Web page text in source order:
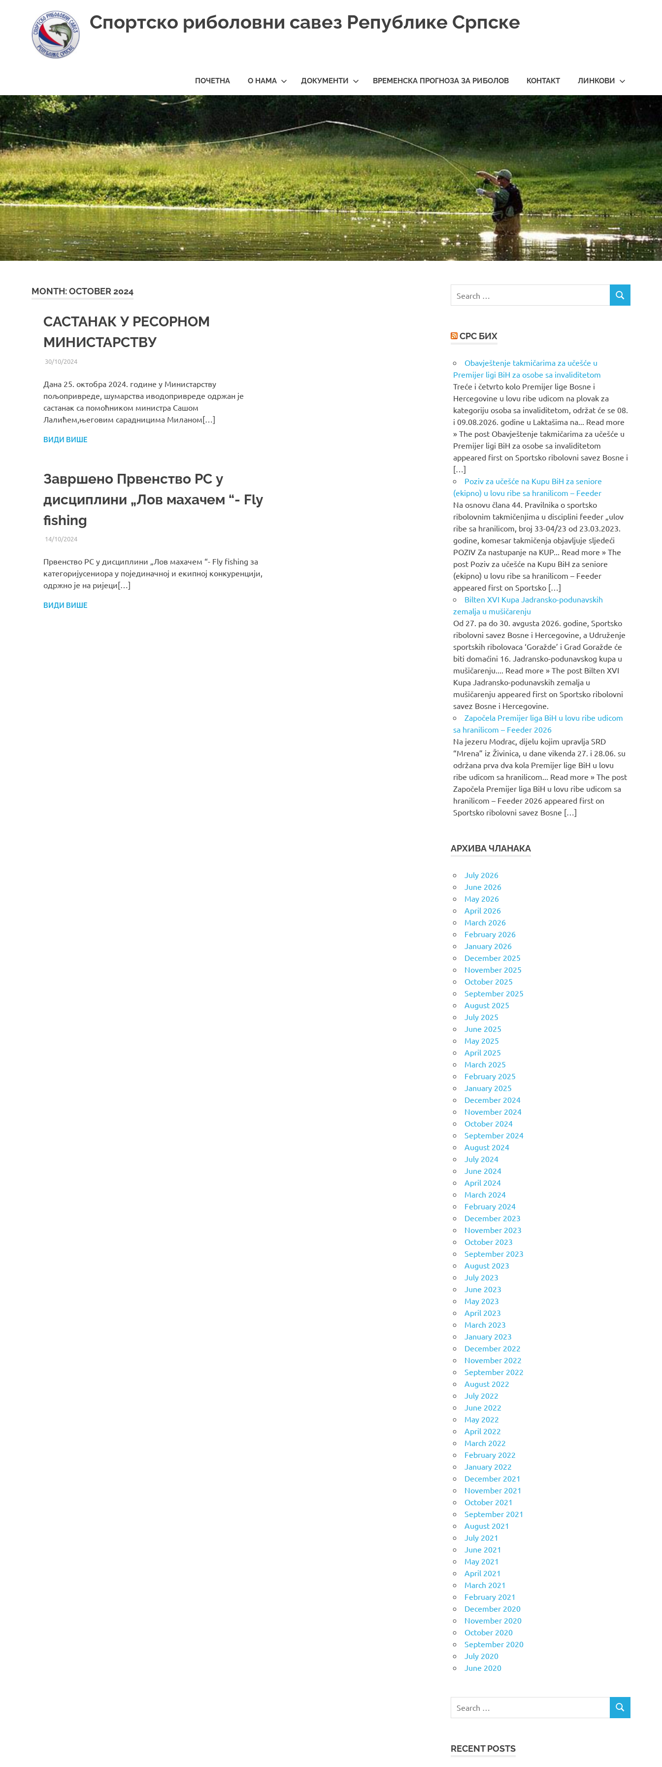
Спортско риболовни савез Републике Српске
ПОЧЕТНА О НАМА ДОКУМЕНТИ ВРЕМЕНСКА ПРОГНОЗА ЗА РИБОЛОВ КОНТАКТ ЛИНКОВИ
MONTH:OCTOBER 2024
САСТАНАК У РЕСОРНОМ
МИНИСТАРСТВУ
30/10/2024UREDNIK
ВИЈЕСТИ ИЗ СРС РС
Дана 25. октобра 2024. године у Министарству
пољопривреде, шумарства иводопривреде одржан је
састанак са помоћником министра Сашом
Лалићем,његовим сарадницима Миланом[…]
ВИДИ ВИШЕ
Завршено Првенство РС у
дисциплини „Лов махачем “- Fly
fishing
14/10/2024UREDNIK
ВИЈЕСТИ ИЗ СРС РС
Првенство РС у дисциплини „Лов махачем “- Fly fishing за
категоријусениора у појединачној и екипној конкуренцији,
одржно је на ријеци[…]
ВИДИ ВИШЕ
for:
SEARCH
СРС БИХ
Obavještenje takmičarima za učešće u
Premijer ligi BiH za osobe sa invaliditetom
Treće i četvrto kolo Premijer lige Bosne i
Hercegovine u lovu ribe udicom na plovak za
kategoriju osoba sa invaliditetom, održat će se 08.
i 09.08.2026. godine u Laktašima na... Read more
» The post Obavještenje takmičarima za učešće u
Premijer ligi BiH za osobe sa invaliditetom
appeared first on Sportsko ribolovni savez Bosne i
[…]
Poziv za učešće na Kupu BiH za seniore
(ekipno) u lovu ribe sa hranilicom – Feeder
Na osnovu člana 44. Pravilnika o sportsko
ribolovnim takmičenjima u disciplini feeder „ulov
ribe sa hranilicom, broj 33-04/23 od 23.03.2023.
godine, komesar takmičenja objavljuje sljedeći
POZIV Za nastupanje na KUP... Read more » The
post Poziv za učešće na Kupu BiH za seniore
(ekipno) u lovu ribe sa hranilicom – Feeder
appeared first on Sportsko […]
Bilten XVI Kupa Jadransko-podunavskih
zemalja u mušičarenju
Od 27. pa do 30. avgusta 2026. godine, Sportsko
ribolovni savez Bosne i Hercegovine, a Udruženje
sportskih ribolovaca ‘Goražde’ i Grad Goražde će
biti domaćini 16. Jadransko-podunavskog kupa u
mušičarenju.... Read more » The post Bilten XVI
Kupa Jadransko-podunavskih zemalja u
mušičarenju appeared first on Sportsko ribolovni
savez Bosne i Hercegovine.
Započela Premijer liga BiH u lovu ribe udicom
sa hranilicom – Feeder 2026
Na jezeru Modrac, dijelu kojim upravlja SRD
“Mrena” iz Živinica, u dane vikenda 27. i 28.06. su
održana prva dva kola Premijer lige BiH u lovu
ribe udicom sa hranilicom... Read more » The post
Započela Premijer liga BiH u lovu ribe udicom sa
hranilicom – Feeder 2026 appeared first on
Sportsko ribolovni savez Bosne […]
АРХИВА ЧЛАНАКА
July 2026
June 2026
May 2026
April 2026
March 2026
February 2026
January 2026
December 2025
November 2025
October 2025
September 2025
August 2025
July 2025
June 2025
May 2025
April 2025
March 2025
February 2025
January 2025
December 2024
November 2024
October 2024
September 2024
August 2024
July 2024
June 2024
April 2024
March 2024
February 2024
December 2023
November 2023
October 2023
September 2023
August 2023
July 2023
June 2023
May 2023
April 2023
March 2023
January 2023
December 2022
November 2022
September 2022
August 2022
July 2022
June 2022
May 2022
April 2022
March 2022
February 2022
January 2022
December 2021
November 2021
October 2021
September 2021
August 2021
July 2021
June 2021
May 2021
April 2021
March 2021
February 2021
December 2020
November 2020
October 2020
September 2020
July 2020
June 2020
SEARCH
RECENT POSTS